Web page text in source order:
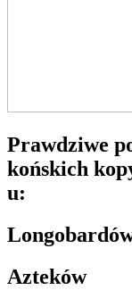
Prawdziwe
końskich
u:
Azteków